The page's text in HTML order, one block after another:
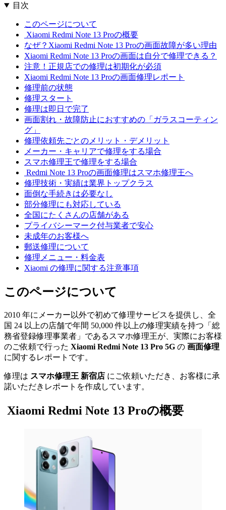
目次
このページについて
Xiaomi Redmi Note 13 Proの概要
なぜ？Xiaomi Redmi Note 13 Proの画面故障が多い理由
Xiaomi Redmi Note 13 Proの画面は自分で修理できる？
注意！正規店での修理は初期化が必須
Xiaomi Redmi Note 13 Proの画面修理レポート
修理前の状態
修理スタート
修理は即日で完了
画面割れ・故障防止におすすめの「ガラスコーティン
グ」
修理依頼先ごとのメリット・デメリット
メーカー・キャリアで修理をする場合
スマホ修理王で修理をする場合
Redmi Note 13 Proの画面修理はスマホ修理王へ
修理技術・実績は業界トップクラス
面倒な手続きは必要なし
部分修理にも対応している
全国にたくさんの店舗がある
プライバシーマーク付与業者で安心
未成年のお客様へ
郵送修理について
修理メニュー・料金表
Xiaomi の修理に関する注意事項
このページについて
2010 年にメーカー以外で初めて修理サービスを提供し、全
国 24 以上の店舗で年間 50,000 件以上の修理実績を持つ「総
務省登録修理事業者」であるスマホ修理王が、実際にお客様
のご依頼で行った Xiaomi Redmi Note 13 Pro 5G の 画面修理
に関するレポートです。
修理は スマホ修理王 新宿店 にご依頼いただき、お客様に承
諾いただきレポートを作成しています。
Xiaomi Redmi Note 13 Proの概要